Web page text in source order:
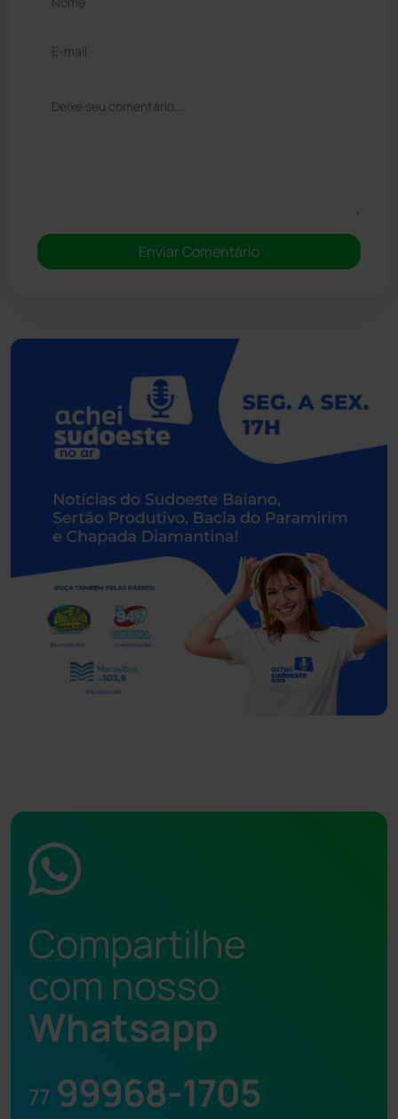
Compartilhe
com nosso
Whatsapp
77 99968-1705